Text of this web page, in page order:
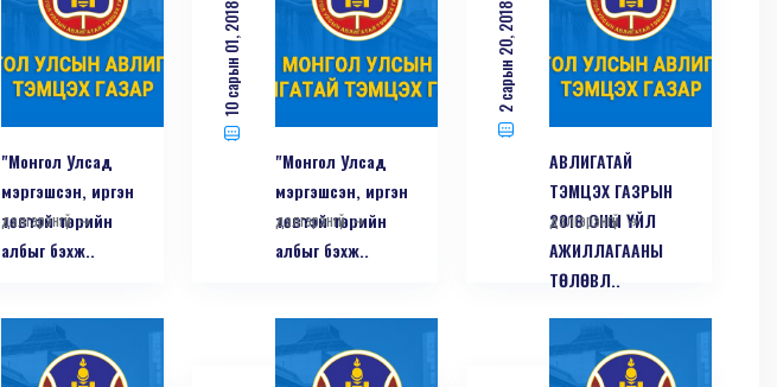
"Монгол Улсад
мэргэшсэн, иргэн
төвтэй төрийн
албыг бэхж..
дэлгэрэнгүй
10 сарын 01, 2018
"Монгол Улсад
мэргэшсэн, иргэн
төвтэй төрийн
албыг бэхж..
дэлгэрэнгүй
2 сарын 20, 2018
АВЛИГАТАЙ
ТЭМЦЭХ ГАЗРЫН
2018 ОНЫ ҮЙЛ
АЖИЛЛАГААНЫ
ТӨЛӨВЛ..
дэлгэрэнгүй